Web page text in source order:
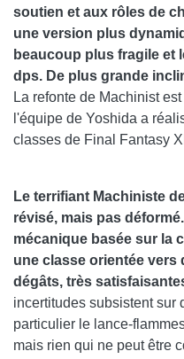
soutien et aux rôles de
une version plus
beaucoup plus fragile et
dps. De plus grande
La refonte de Machinist
l'équipe de Yoshida a
classes de Final Fantasy
Le terrifiant Machiniste
révisé, mais pas
mécanique basée sur la
une classe orientée
dégâts, très
incertitudes subsistent sur
particulier le lance-
mais rien qui ne peut être